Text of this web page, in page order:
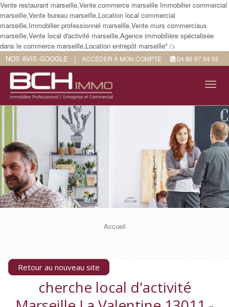
Vente restaurant marseille,Vente commerce marseille Immobilier commercial
marseille,Vente bureau marseille,Location local commercial
marseille,Immobilier professionnel marseille,Vente murs commerciaux
marseille,Vente local d'activité marseille,Agence immobilière spécialisée
dans le commerce marseille,Location entrepôt marseille" />
NOS AVIS GOOGLE
| ACCÉDER À MON COMPTE 04 86 97 04 92
Accueil
Retour au nouveau site
cherche local d'activité